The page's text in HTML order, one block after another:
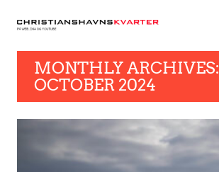
MONTHLY ARCHIVES:
OCTOBER 2024